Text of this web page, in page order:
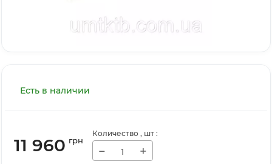
Есть в наличии
11 960 грн
Количество , шт :
− +